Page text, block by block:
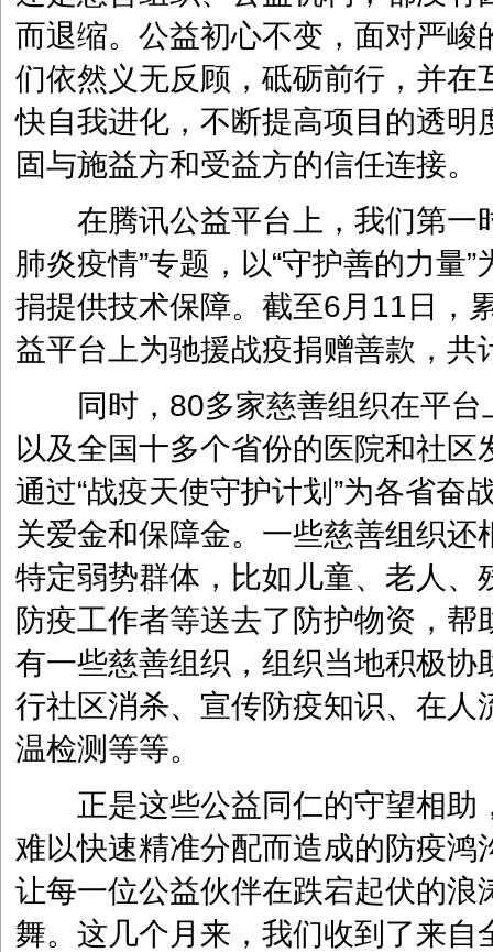
而退缩。公益初心不变，面对严峻
们依然义无反顾，砥砺前行，并在
快自我进化，不断提高项目的透明
固与施益方和受益方的信任连接。
在腾讯公益平台上，我们第一
肺炎疫情”专题，以“守护善的力量
捐提供技术保障。截至6月11日，
益平台上为驰援战疫捐赠善款，共
同时，80多家慈善组织在平台
以及全国十多个省份的医院和社
通过“战疫天使守护计划”为各省奋
关爱金和保障金。一些慈善组织还
特定弱势群体，比如儿童、老人、
防疫工作者等送去了防护物资，帮
有一些慈善组织，组织当地积极协
行社区消杀、宣传防疫知识、在人
温检测等等。
正是这些公益同仁的守望相助
难以快速精准分配而造成的防疫鸿
让每一位公益伙伴在跌宕起伏的浪
舞。这几个月来，我们收到了来自